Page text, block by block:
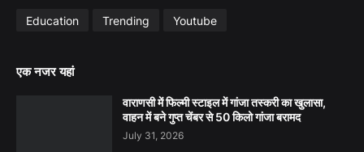
Education Trending Youtube
एक नजर यहां
वाराणसी में फिल्मी स्टाइल में गांजा तस्करी का खुलासा,
वाहन में बने गुप्त चेंबर से 50 किलो गांजा बरामद
July 31, 2026